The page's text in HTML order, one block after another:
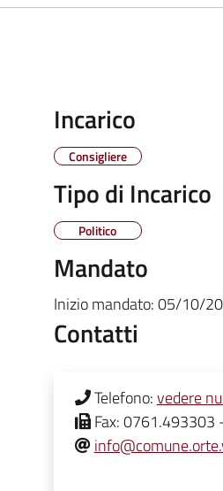
Incarico
Consigliere
Tipo di Incarico
Politico
Mandato
Inizio mandato:05/10/
Contatti
Telefono:vedere
Fax:0761.493303